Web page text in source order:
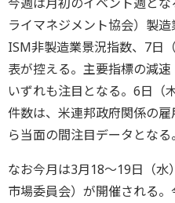
ライマネジメント協会）製
ISM非製造業景況指数、7日
表が控える。主要指標の減
いずれも注目となる。6日（
件数は、米連邦政府関係の
ら当面の間注目データとなる。
なお今月は3月18～19日（水
市場委員会）が開催される